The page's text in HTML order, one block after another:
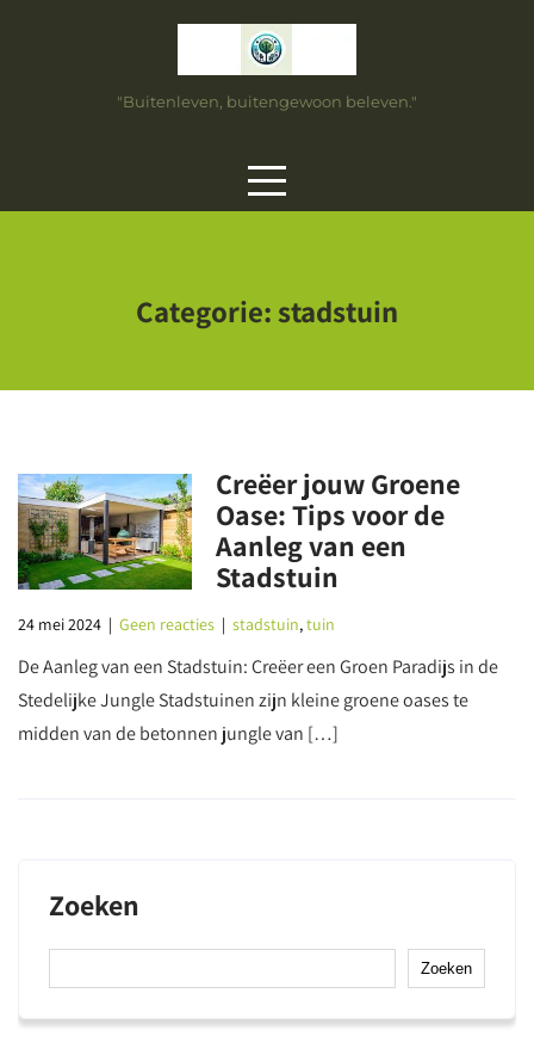
"Buitenleven, buitengewoon beleven."
Categorie:stadstuin
Creëer jouw Groene
Oase: Tips voor de
Aanleg van een
Stadstuin
24 mei 2024 | Geen reacties | stadstuin,tuin
De Aanleg van een Stadstuin: Creëer een Groen Paradijs in de
Stedelijke Jungle Stadstuinen zijn kleine groene oases te
midden van de betonnen jungle van […]
Zoeken
Zoeken